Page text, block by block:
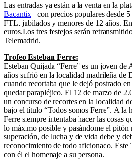
Las entradas ya están a la venta en la
Bacantix con precios populares desde 5
FTL, jubilados y menores de 12 años.
euros.Los tres festejos serán
Telemadrid.
Trofeo Esteban Ferre:
Esteban Quijada “Ferre” es un joven de
años sufrió en la localidad madrileña de
cuando recortaba que le dejó postrado
quedar parapléjico. El 12 de marzo de
un concurso de recortes en la localidad
bajo el título “Todos somos Ferre”. A la
Ferre siempre intentaba hacer las cosas
lo máximo posible y pasándome el pitón
superación, de lucha y de vida debe y
reconocimiento de todo aficionado. Este
con él el homenaje a su persona.